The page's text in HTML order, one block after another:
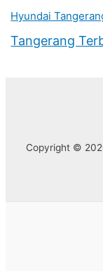
Hyundai
Tangerang
Copyright ©